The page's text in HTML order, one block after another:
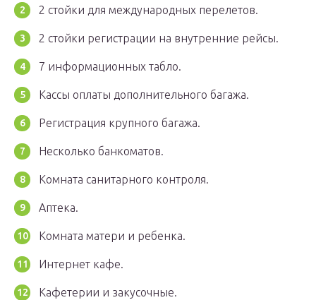
2 стойки для международных перелетов.
2 стойки регистрации на внутренние рейсы.
7 информационных табло.
Кассы оплаты дополнительного багажа.
Регистрация крупного багажа.
Несколько банкоматов.
Комната санитарного контроля.
Аптека.
Комната матери и ребенка.
Интернет кафе.
Кафетерии и закусочные.